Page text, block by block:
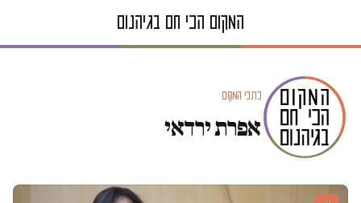
כתבי המקום
אפרת ירדאי